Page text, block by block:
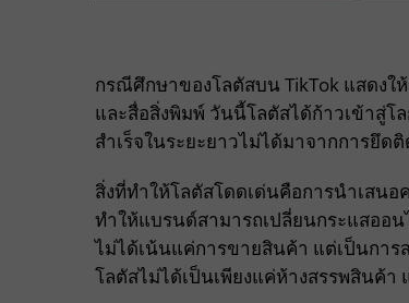
กรณีศึกษาของโลตัสบน TikTok แสดงใ
และสื่อสิ่งพิมพ์ วันนี้โลตัสได้ก้าวเข้าสู่โ
สำเร็จในระยะยาวไม่ได้มาจากการยึด
สิ่งที่ทำให้โลตัสโดดเด่นคือการนำเสน
ทำให้แบรนด์สามารถเปลี่ยนกระแสออ
ไม่ได้เน้นแค่การขายสินค้า แต่เป็นกา
โลตัสไม่ได้เป็นเพียงแค่ห้างสรรพสินค้า